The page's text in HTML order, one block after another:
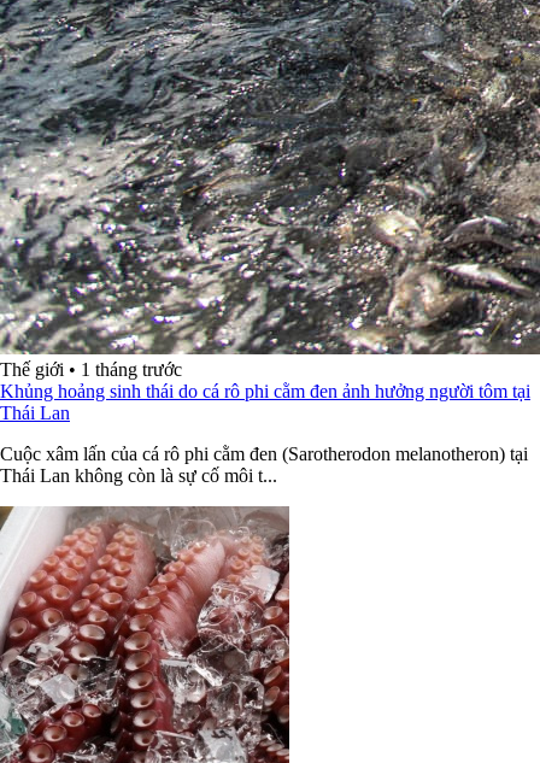
Thế giới • 1 tháng trước
Khủng hoảng sinh thái do cá rô phi cằm đen ảnh hưởng người tôm tại
Thái Lan
Cuộc xâm lấn của cá rô phi cằm đen (Sarotherodon melanotheron) tại
Thái Lan không còn là sự cố môi t...